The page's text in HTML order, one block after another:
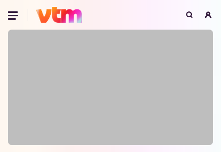
Oeps, browser niet ondersteund